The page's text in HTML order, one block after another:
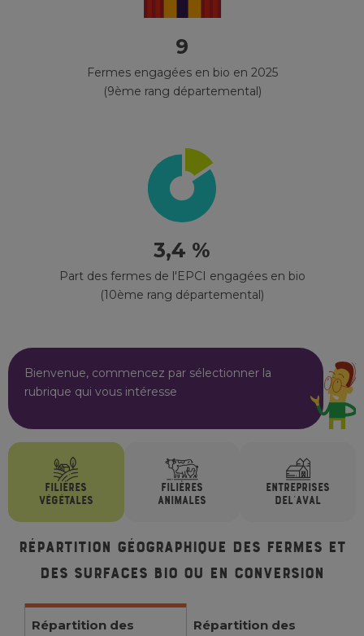
9
Fermes engagées en bio en 2025
(9ème rang départemental)
3,4 %
Part des fermes de l'EPCI engagées en bio
(10ème rang départemental)
Bienvenue, commencez par sélectionner la
rubrique qui vous intéresse
FILIÈRES
VÉGÉTALES
FILIÈRES
ANIMALES
ENTREPRISES
DEL'AVAL
Répartition géographique des fermes et
des surfaces bio ou en conversion
Répartition des
Répartition des